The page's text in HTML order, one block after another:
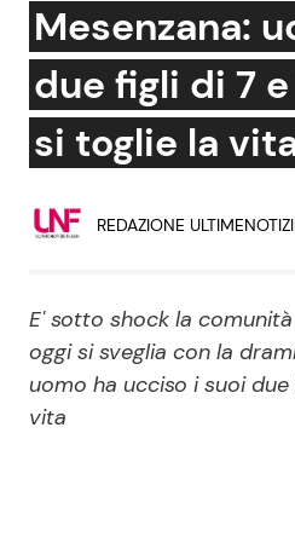
News e Cronaca
Attualità Italiana
Persone Scomparse
Politica
Mesenzana:
due figli di 7
si toglie la
REDAZIONE
E' sotto shock la
oggi si sveglia con la
uomo ha ucciso i suoi
vita